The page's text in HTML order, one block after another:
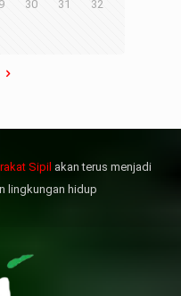
30 31 32
還
禁
醫
泵
症
Sipil akan terus menjadi
lingkungan hidup